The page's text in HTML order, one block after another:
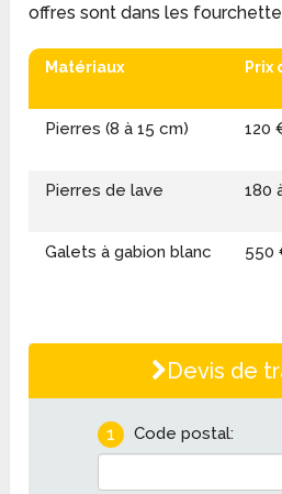
offres sont dans les
Matériaux Prix
Pierres (8 à 15 cm) 120
Pierres de lave 180
Galets à gabion blanc 550
Devis de
1 Code postal: